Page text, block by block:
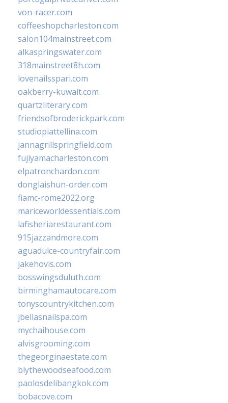
von-racer.com
coffeeshopcharleston.com
salon104mainstreet.com
alkaspringswater.com
318mainstreet8h.com
lovenailsspari.com
oakberry-kuwait.com
quartzliterary.com
friendsofbroderickpark.com
studiopiattellina.com
jannagrillspringfield.com
fujiyamacharleston.com
elpatronchardon.com
donglaishun-order.com
fiamc-rome2022.org
mariceworldessentials.com
lafisheriarestaurant.com
915jazzandmore.com
aguadulce-countryfair.com
jakehovis.com
bosswingsduluth.com
birminghamautocare.com
tonyscountrykitchen.com
jbellasnailspa.com
mychaihouse.com
alvisgrooming.com
thegeorginaestate.com
blythewoodseafood.com
paolosdelibangkok.com
bobacove.com